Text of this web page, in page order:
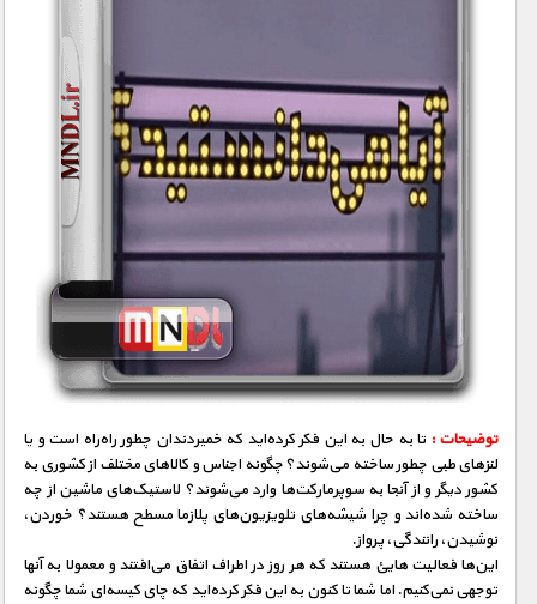
فرهنگ / هنر
کیهان / نجوم
گردشگری
ماورایی
مسابقات / ورزشی
مستند های اختصاصی
توضیحات : تا به حال به این فکر کرده‌اید که خمیردندان چطور راه‌راه است و یا
لنز‌های طبی چطور ساخته می‌شوند؟ چگونه اجناس و کالا‌ها‌ی مختلف از کشوری به
کشور دیگر و از آنجا به سوپر‌مارکت‌ها وارد می‌شوند؟ لاستیک‌ها‌ی ماشین از چه
ساخته شده‌اند و چرا شیشه‌های تلویزیون‌های پلازما مسطح هستند؟ خوردن،
نوشیدن، رانندگی‌، پرواز.
این‌ها فعالیت هایئ هستند که هر روز در اطراف اتفاق می‌افتند و معمولا به آنها
توجهی‌ نمی‌کنیم. اما شما تا کنون به این فکر کرده‌اید که چای کیسه‌ای شما چگونه